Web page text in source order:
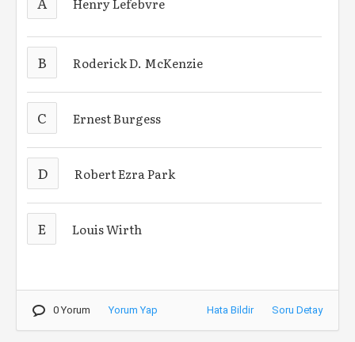
B Roderick D. McKenzie
C Ernest Burgess
D Robert Ezra Park
E Louis Wirth
0 Yorum Yorum Yap Hata Bildir Soru Detay